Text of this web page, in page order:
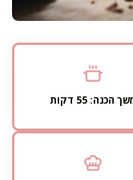
הכנה: 55 דקות